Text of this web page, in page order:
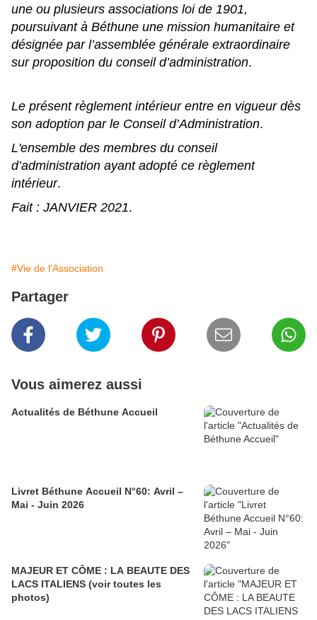
une ou plusieurs associations loi de 1901,
poursuivant à Béthune une mission humanitaire et
désignée par l’assemblée générale extraordinaire
sur proposition du conseil d’administration.
Le présent règlement intérieur entre en vigueur dès
son adoption par le Conseil d’Administration.
L'ensemble des membres du conseil
d’administration ayant adopté ce règlement
intérieur.
Fait : JANVIER 2021.
#Vie de l'Association
Partager
Vous aimerez aussi
Actualités de Béthune Accueil
Livret Béthune Accueil N°60: Avril –
Mai - Juin 2026
MAJEUR ET CÔME : LA BEAUTE DES
LACS ITALIENS (voir toutes les
photos)